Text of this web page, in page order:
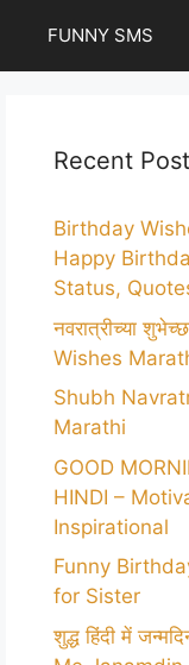
FUNNY SMS
Recent
Birthday
Happy
Status,
नवरात्रीच्या
Wishes
Shubh
Marathi
GOOD
HINDI –
Inspirational
Funny
for Sister
शुद्ध हिंदी में